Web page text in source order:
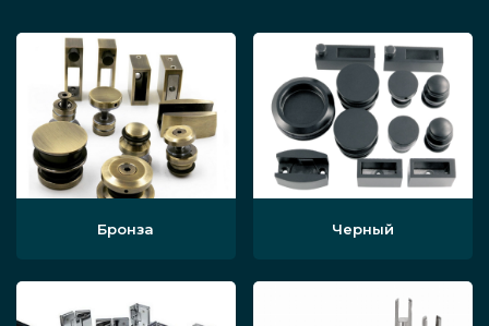
Бронза Черный